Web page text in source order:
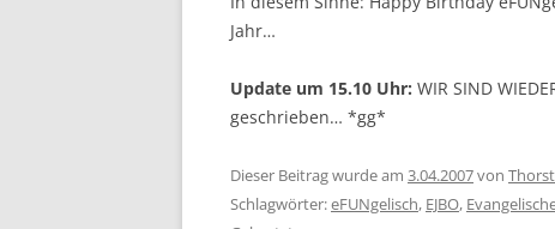
Jahr…
Update um 15.10 Uhr: WIR SIND
geschrieben… *gg*
Dieser Beitrag wurde am 3.04.2007von
Schlagwörter:eFUNgelisch, EJBO,